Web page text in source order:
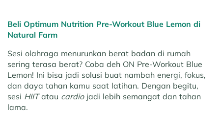
Beli Optimum Nutrition Pre-Workout Blue Lemon di
Natural Farm
Sesi olahraga menurunkan berat badan di rumah
sering terasa berat? Coba deh ON Pre-Workout Blue
Lemon! Ini bisa jadi solusi buat nambah energi, fokus,
dan daya tahan kamu saat latihan. Dengan begitu,
sesi HIITatau cardiojadi lebih semangat dan tahan
lama.